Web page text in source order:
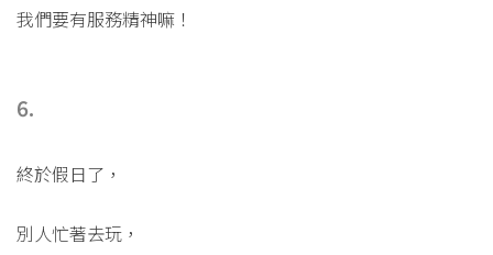
我們要有服務精神嘛！
6.
終於假日了，
別人忙著去玩，